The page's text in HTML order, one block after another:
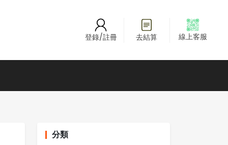
登錄/註冊 去結算 線上客服
分類